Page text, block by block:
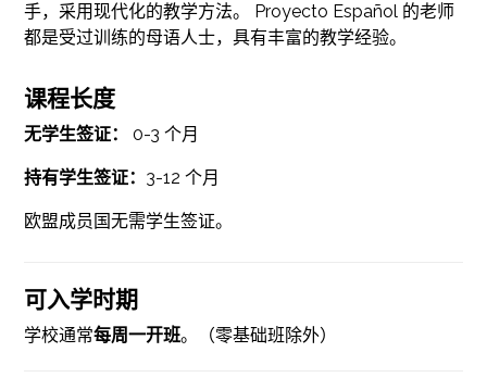
手，采用现代化的教学方法。 Proyecto Español 的老师
都是受过训练的母语人士，具有丰富的教学经验。
课程长度
无学生签证： 0-3 个月
持有学生签证： 3-12 个月
欧盟成员国无需学生签证。
可入学时期
学校通常每周一开班。（零基础班除外）